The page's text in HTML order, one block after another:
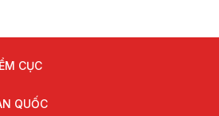
CỤC
QUỐC